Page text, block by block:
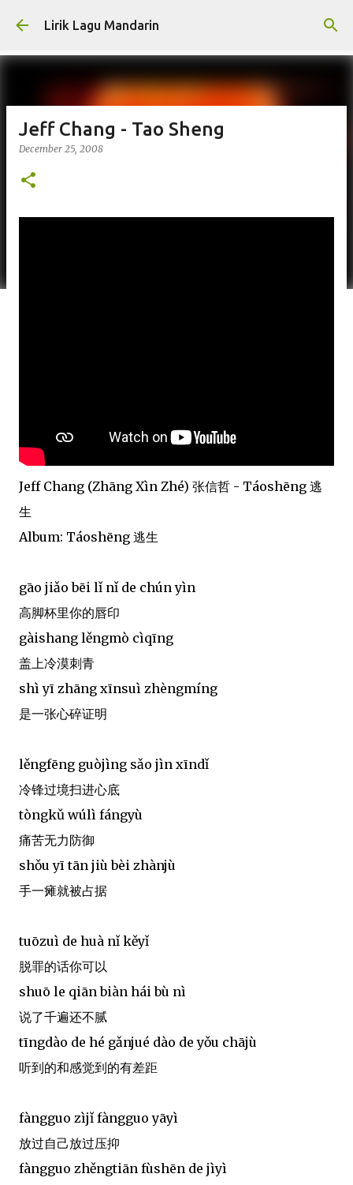
Skip to main content
Lirik Lagu Mandarin
Jeff Chang - Tao Sheng
December 25, 2008
Jeff Chang (Zhāng Xìn Zhé) 张信哲 - Táoshēng 逃
生
Album: Táoshēng 逃生
gāo jiǎo bēi lǐ nǐ de chún yìn
高脚杯里你的唇印
gàishang lěngmò cìqīng
盖上冷漠刺青
shì yī zhāng xīnsuì zhèngmíng
是一张心碎证明
lěngfēng guòjìng sǎo jìn xīndǐ
冷锋过境扫进心底
tòngkǔ wúlì fángyù
痛苦无力防御
shǒu yī tān jiù bèi zhànjù
手一瘫就被占据
tuōzuì de huà nǐ kěyǐ
脱罪的话你可以
shuō le qiān biàn hái bù nì
说了千遍还不腻
tīngdào de hé gǎnjué dào de yǒu chājù
听到的和感觉到的有差距
fàngguo zìjǐ fàngguo yāyì
放过自己放过压抑
fàngguo zhěngtiān fùshēn de jìyì